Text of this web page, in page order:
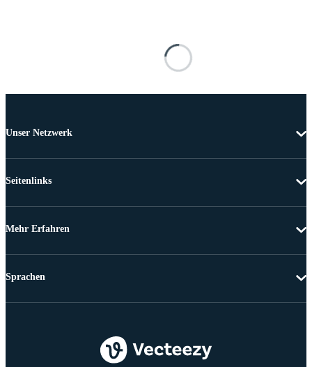
Unser Netzwerk
Seitenlinks
Mehr Erfahren
Sprachen